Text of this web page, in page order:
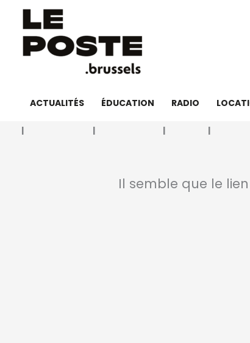
contenu
ACTUALITÉS ÉDUCATION RADIO
Il semble que le